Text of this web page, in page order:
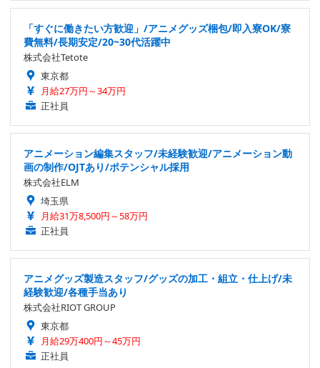
「すぐに働きたい方歓迎」/アニメグッズ梱包/即入寮OK/寮
費無料/長期安定/20~30代活躍中
株式会社Tetote
東京都
月給27万円～34万円
正社員
アニメーション編集スタッフ/未経験歓迎/アニメーション動
画の制作/OJTあり/ポテンシャル採用
株式会社ELM
埼玉県
月給31万8,500円～58万円
正社員
アニメグッズ製造スタッフ/グッズの加工・組立・仕上げ/未
経験歓迎/各種手当あり
株式会社RIOT GROUP
東京都
月給29万400円～45万円
正社員